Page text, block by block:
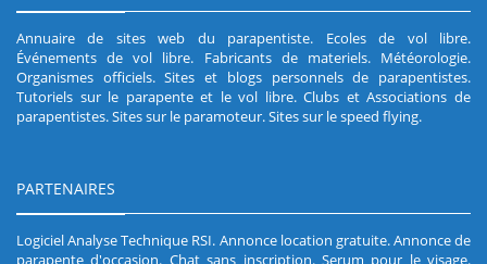
Annuaire de sites web du parapentiste. Ecoles de vol libre.
Événements de vol libre. Fabricants de materiels. Météorologie.
Organismes officiels.Sites et blogs personnels de parapentistes.
Tutoriels sur le parapente et le vol libre.Clubs et Associations de
parapentistes.Sites sur le paramoteur.Sites sur le speed flying.
PARTENAIRES
Logiciel Analyse Technique RSI. Annonce location gratuite.Annonce de